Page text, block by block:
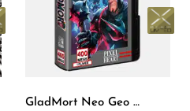
GladMort Neo Geo AES [US]